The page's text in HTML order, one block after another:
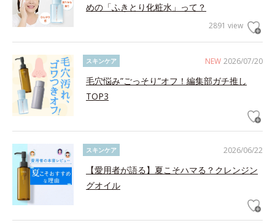
めの「ふきとり化粧水」って？
2891 view
NEW 2026/07/20
スキンケア
毛穴悩み”ごっそり”オフ！編集部ガチ推し
TOP3
2026/06/22
スキンケア
【愛用者が語る】夏こそハマる？クレンジン
グオイル